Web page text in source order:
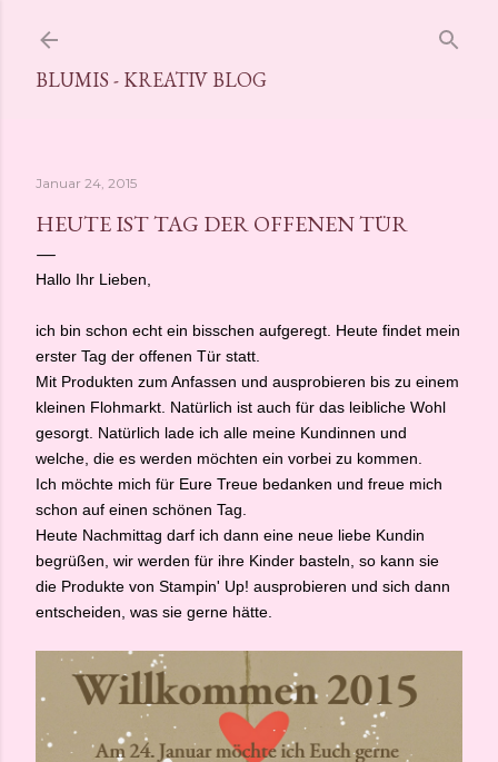
BLUMIS - KREATIV BLOG
Januar 24, 2015
HEUTE IST TAG DER OFFENEN TÜR
Hallo Ihr Lieben,
ich bin schon echt ein bisschen aufgeregt. Heute findet mein
erster Tag der offenen Tür statt.
Mit Produkten zum Anfassen und ausprobieren bis zu einem
kleinen Flohmarkt. Natürlich ist auch für das leibliche Wohl
gesorgt. Natürlich lade ich alle meine Kundinnen und
welche, die es werden möchten ein vorbei zu kommen.
Ich möchte mich für Eure Treue bedanken und freue mich
schon auf einen schönen Tag.
Heute Nachmittag darf ich dann eine neue liebe Kundin
begrüßen, wir werden für ihre Kinder basteln, so kann sie
die Produkte von Stampin' Up! ausprobieren und sich dann
entscheiden, was sie gerne hätte.